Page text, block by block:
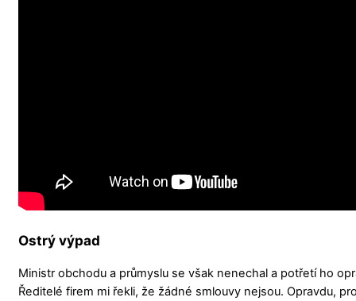
Ostrý výpad
Ministr obchodu a průmyslu se však nenechal a potřetí ho
Ředitelé firem mi řekli, že žádné smlouvy nejsou. Opravdu,